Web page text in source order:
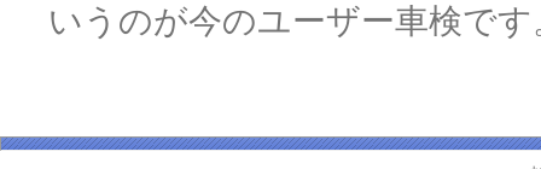
いうのが今のユーザー車検です